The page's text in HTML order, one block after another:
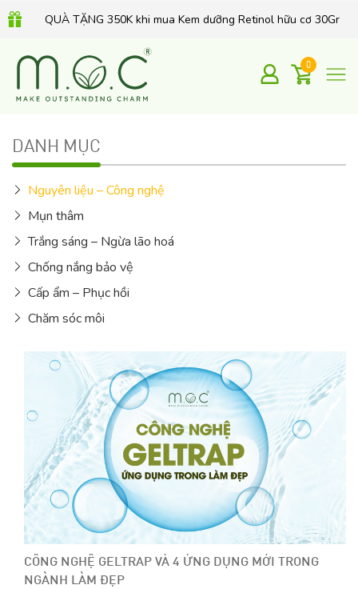
Mua 1 Xà phòng chỉ 99K - Mua 2 Xà Phòng chỉ 149K
Combo MỤN THÂM, THU NHỎ LCL chỉ 499K
QUÀ TẶNG 350K khi mua Kem dưỡng Retinol hữu cơ 30Gr
0
DANH MỤC
Nguyên liệu – Công nghệ
Mụn thâm
Trắng sáng – Ngừa lão hoá
Chống nắng bảo vệ
Cấp ẩm – Phục hồi
Chăm sóc môi
CÔNG NGHỆ GELTRAP VÀ 4 ỨNG DỤNG MỚI TRONG
NGÀNH LÀM ĐẸP